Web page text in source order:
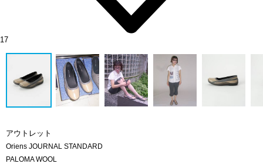
17
アウトレット
Oriens JOURNAL STANDARD
PALOMA WOOL